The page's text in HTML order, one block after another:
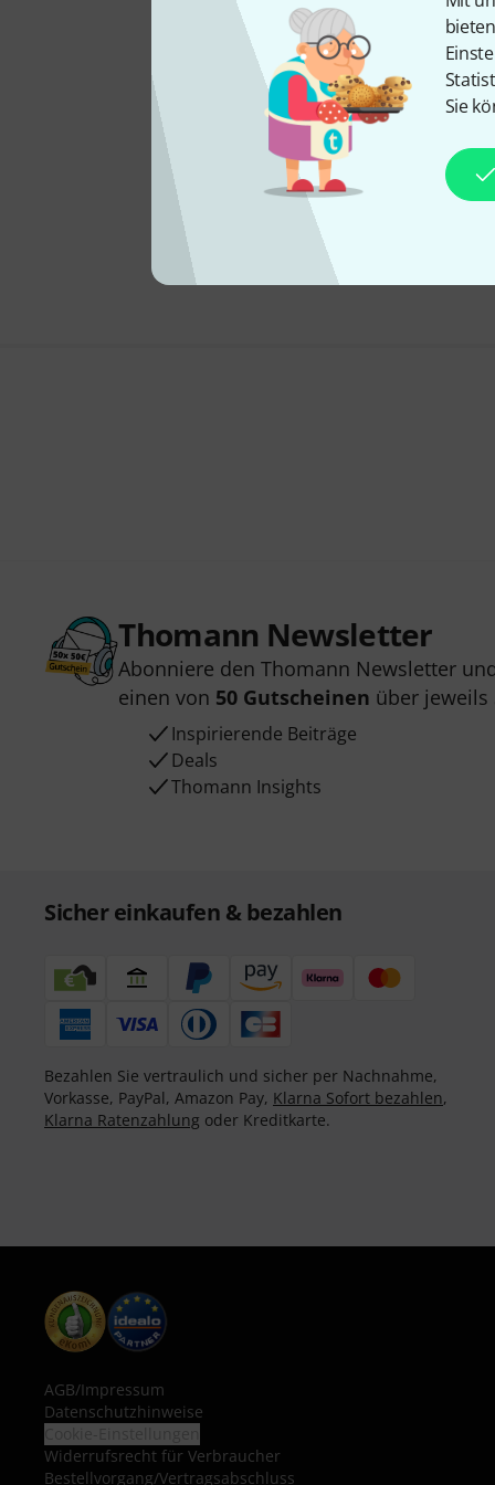
Sie
Thomann Newsletter
Abonniere den Thomann Newsletter
einen von 50 Gutscheinen über jeweils
Inspirierende Beiträge
Deals
Thomann Insights
Sicher einkaufen & bezahlen
Bezahlen Sie vertraulich und sicher per Nachnahme,
Vorkasse, PayPal, Amazon Pay, Klarna Sofort bezahlen,
Klarna Ratenzahlung oder Kreditkarte.
AGB/Impressum
Datenschutzhinweise
Widerrufsrecht für Verbraucher
Bestellvorgang/Vertragsabschluss